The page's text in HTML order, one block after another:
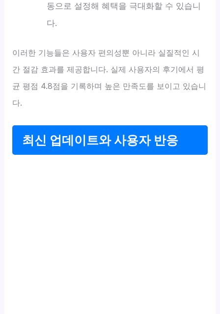
동으로 설정해 혜택을 극대화할 수 있습니
다.
이러한 기능들은 사용자 편의성뿐 아니라 실질적인 시
간 절감 효과를 제공합니다. 실제 사용자의 후기에서 평
균 평점 4.8점을 기록하며 높은 만족도를 보이고 있습니
다.
최신 업데이트와 사용자 반응